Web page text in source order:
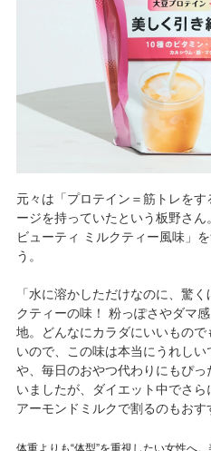
元々は「プロテイン＝筋トレを
ージを持っていたという板野さ
ビューティ ミルクティー風味」
う。
「水に溶かしただけなのに、驚
クティーの味！ 粉っぽさやダマ
地。どんなにカラダにいいもの
いので、この味は本当にうれし
や、毎日のおやつ代わりにもぴ
いましたが、ダイエット中でさら
アーモンドミルクで割るのもおす
体重よりも“体型”を重視したい女性へ